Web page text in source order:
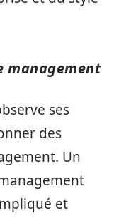
management
ses
des
Un
et